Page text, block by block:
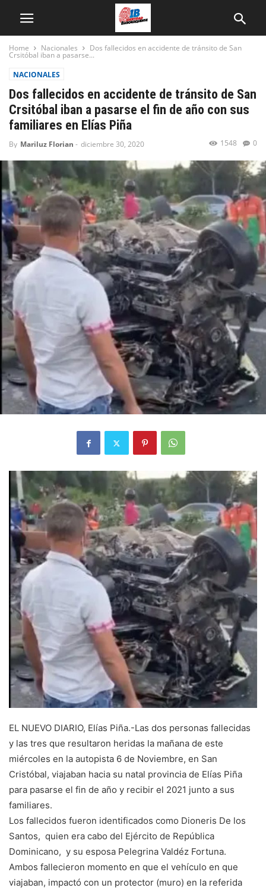
Home Nacionales Dos fallecidos en accidente de tránsito de San
Crsitóbal iban a pasarse...
NACIONALES
Dos fallecidos en accidente de tránsito de San
Crsitóbal iban a pasarse el fin de año con sus
familiares en Elías Piña
By Mariluz Florian - diciembre 30, 2020 0
1548
EL NUEVO DIARIO, Elías Piña.-Las dos personas fallecidas
y las tres que resultaron heridas la mañana de este
miércoles en la autopista 6 de Noviembre, en San
Cristóbal, viajaban hacia su natal provincia de Elías Piña
para pasarse el fin de año y recibir el 2021 junto a sus
familiares.
Los fallecidos fueron identificados como Dioneris De los
Santos, quien era cabo del Ejército de República
Dominicano, y su esposa Pelegrina Valdéz Fortuna.
Ambos fallecieron momento en que el vehículo en que
viajaban, impactó con un protector (muro) en la referida